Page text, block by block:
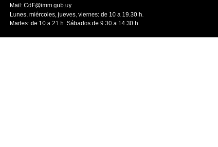
Mail: CdF@imm.gub.uy
Lunes, miércoles, jueves, viernes: de 10 a 19.30 h.
Martes: de 10 a 21 h. Sábados de 9.30 a 14.30 h.